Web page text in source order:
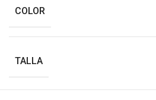
COLOR
TALLA